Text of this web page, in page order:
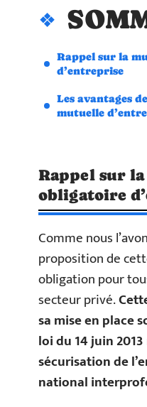
Rappel sur la
d’entreprise
Les avantages
mutuelle
Rappel sur
obligatoire
Comme nous
proposition de
obligation pour
secteur privé.
sa mise en place
loi du 14 juin
sécurisation de
national